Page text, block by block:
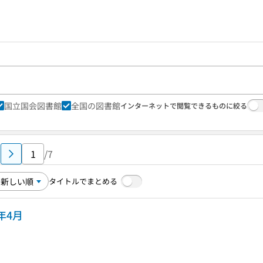
国立国会図書館 全国の図書館インターネットで閲覧できるものに絞る
/7
タイトルでまとめる
4月